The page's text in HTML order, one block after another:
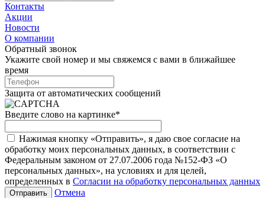
Контакты
Акции
Новости
О компании
Обратный звонок
Укажите свой номер и мы свяжемся с вами в ближайшее
время
Защита от автоматических сообщений
Введите слово на картинке*
Нажимая кнопку «Отправить», я даю свое согласие на
обработку моих персональных данных, в соответствии с
Федеральным законом от 27.07.2006 года №152-ФЗ «О
персональных данных», на условиях и для целей,
определенных в Согласии на обработку персональных данных
Отмена